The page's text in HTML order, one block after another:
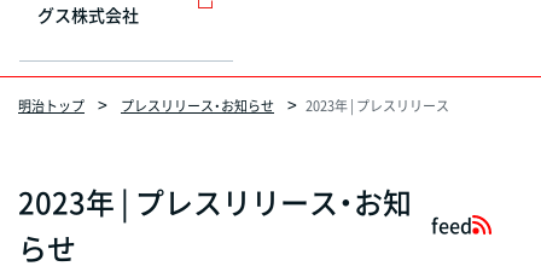
グス株式会社
明治トップ プレスリリース・お知らせ 2023年 | プレスリリース
2023年 | プレスリリース・お知
らせ
feed